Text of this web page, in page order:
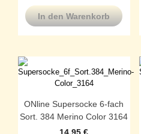
In den Warenkorb
ONline Supersocke 6-fach
Sort. 384 Merino Color 3164
14,95€